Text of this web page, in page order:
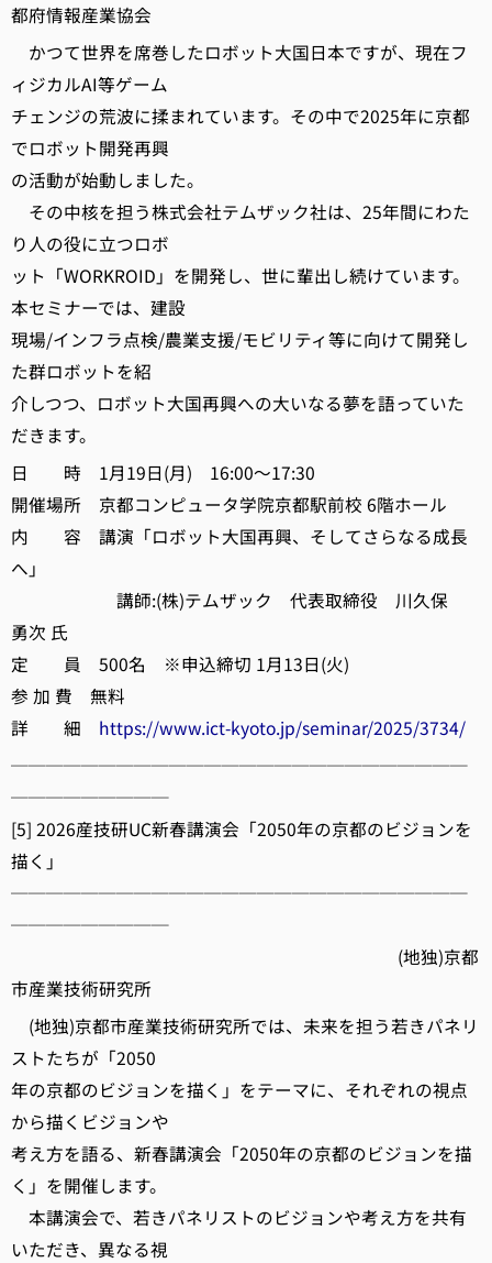
都府情報産業協会
かつて世界を席巻したロボット大国日本ですが、現在フ
ィジカルAI等ゲーム
チェンジの荒波に揉まれています。その中で2025年に京都
でロボット開発再興
の活動が始動しました。
その中核を担う株式会社テムザック社は、25年間にわた
り人の役に立つロボ
ット「WORKROID」を開発し、世に輩出し続けています。
本セミナーでは、建設
現場/インフラ点検/農業支援/モビリティ等に向けて開発し
た群ロボットを紹
介しつつ、ロボット大国再興への大いなる夢を語っていた
だきます。
日 時 1月19日(月) 16:00～17:30
開催場所 京都コンピュータ学院京都駅前校 6階ホール
内 容 講演「ロボット大国再興、そしてさらなる成長
へ」
講師:(株)テムザック 代表取締役 川久保
勇次 氏
定 員 500名 ※申込締切 1月13日(火)
参 加 費 無料
詳 細 https://www.ict-kyoto.jp/seminar/2025/3734/
──────────────────────────
─────────
[5] 2026産技研UC新春講演会「2050年の京都のビジョンを
描く」
──────────────────────────
─────────
(地独)京都
市産業技術研究所
(地独)京都市産業技術研究所では、未来を担う若きパネリ
ストたちが「2050
年の京都のビジョンを描く」をテーマに、それぞれの視点
から描くビジョンや
考え方を語る、新春講演会「2050年の京都のビジョンを描
く」を開催します。
本講演会で、若きパネリストのビジョンや考え方を共有
いただき、異なる視